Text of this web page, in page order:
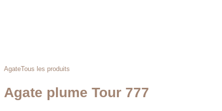
AgateTous les produits
Agate plume Tour 777